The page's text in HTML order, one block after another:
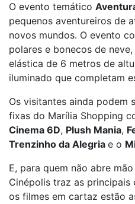
O evento temático
pequenos aventureiros de
novos mundos. O evento
polares e bonecos de
elástica de 6 metros de
iluminado que completam
Os visitantes ainda podem
fixas do Marília Shopping
Cinema 6D, Plush Mania,
Trenzinho da Alegria e o
E, para quem não abre
Cinépolis traz as
os filmes em cartaz estão